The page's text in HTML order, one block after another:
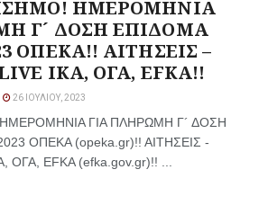
ΗΜΕΡΟΜΗΝΙΑ
Γ´ ΔΟΣΗ ΕΠΙΔΟΜΑ
ΟΠΕΚΑ!! ΑΙΤΗΣΕΙΣ –
ΙΚΑ, ΟΓΑ, EFKA!!
26 ΙΟΥΛΊΟΥ, 2023
ΓΙΑ ΠΛΗΡΩΜΗ Γ´ ΔΟΣΗ
ΟΠΕΚΑ (opeka.gr)!! ΑΙΤΗΣΕΙΣ -
ΟΓΑ, EFKA (efka.gov.gr)!! ...